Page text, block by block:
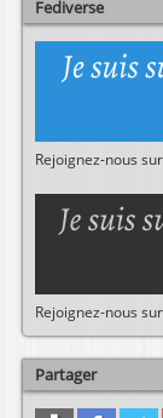
Fediverse
Rejoignez-nous
Rejoignez-nous
Partager